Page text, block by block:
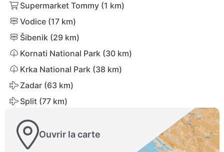
Supermarket Tommy (1 km)
Vodice (17 km)
Šibenik (29 km)
Kornati National Park (30 km)
Krka National Park (38 km)
Zadar (63 km)
Split (77 km)
Ouvrir la carte